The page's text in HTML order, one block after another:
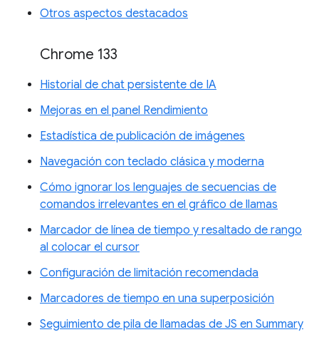
Otros aspectos destacados
Chrome 133
Historial de chat persistente de IA
Mejoras en el panel Rendimiento
Estadística de publicación de imágenes
Navegación con teclado clásica y moderna
Cómo ignorar los lenguajes de secuencias de
comandos irrelevantes en el gráfico de llamas
Marcador de línea de tiempo y resaltado de rango
al colocar el cursor
Configuración de limitación recomendada
Marcadores de tiempo en una superposición
Seguimiento de pila de llamadas de JS en Summary